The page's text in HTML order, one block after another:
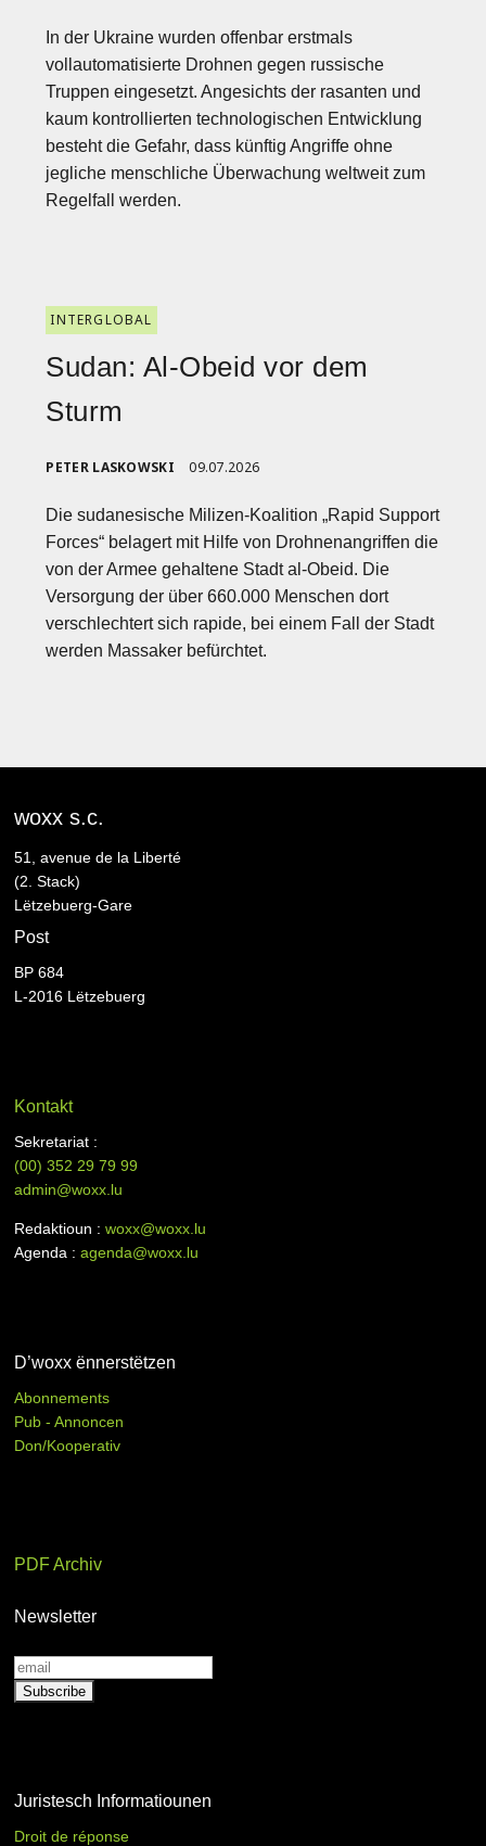
In der Ukraine wurden offenbar erstmals
vollautomatisierte Drohnen gegen russische
Truppen eingesetzt. Angesichts der rasanten und
kaum kontrollierten technologischen Entwicklung
besteht die Gefahr, dass künftig Angriffe ohne
jegliche menschliche Überwachung weltweit zum
Regelfall werden.
INTERGLOBAL
Sudan: Al-Obeid vor dem
Sturm
PETER LASKOWSKI 09.07.2026
Die sudanesische Milizen-Koalition „Rapid Support
Forces“ belagert mit Hilfe von Drohnenangriffen die
von der Armee gehaltene Stadt al-Obeid. Die
Versorgung der über 660.000 Menschen dort
verschlechtert sich rapide, bei einem Fall der Stadt
werden Massaker befürchtet.
woxx s.c.
51, avenue de la Liberté
(2. Stack)
Lëtzebuerg-Gare
Post
BP 684
L-2016 Lëtzebuerg
Kontakt
Sekretariat :
(00)352 29 79 99
admin@woxx.lu
Redaktioun :woxx@woxx.lu
Agenda :agenda@woxx.lu
D’woxx ënnerstëtzen
Abonnements
Pub - Annoncen
Don/Kooperativ
PDF Archiv
Newsletter
Juristesch Informatiounen
Droit de réponse